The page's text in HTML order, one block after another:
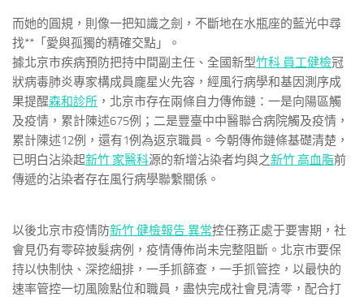
而她的圓規，則像一把知識之劍，不斷地在水瓶座的藍光中尋
找**「愛與孤獨的精確交點」。
據北京市疾病預防把持中間副主任、全國新型竹科 員工健檢冠
狀病毒肺炎專家構成員龐星火先容，經風行病學和基因測序成
果提醒森和診所 ，北京市存在兩條自力傳佈鏈：一是向陽區觸
及疫情，累計陳述675例；二是豐臺中中醫聯合病院觸及疫情，
累計陳述12例，還有1例為返京職員。今朝傳佈鏈條基礎清楚，
已明白沾染起新竹 家醫科源的新增沾染者均與之新竹 高血脂前
傳遞的沾染者存在風行病學聯繫關係。
以後北京市疫情防新竹 健檢報告 異常控任務正處于要害期，社
會見仍有零碎披髮病例，疫情傳佈尚未完整阻斷。北京市要保
持以快制快、深挖細排，一手抓篩查，一手抓管控，以最快的
速率管控一切風險點位和職員，盡快完成社會見清零，配合打